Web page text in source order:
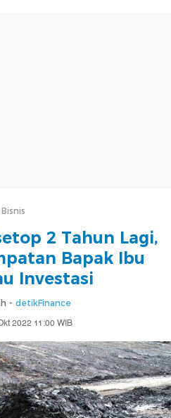
2 Tahun Lagi,
Bapak Ibu
Investasi
- detikFinance
2022 11:00 WIB